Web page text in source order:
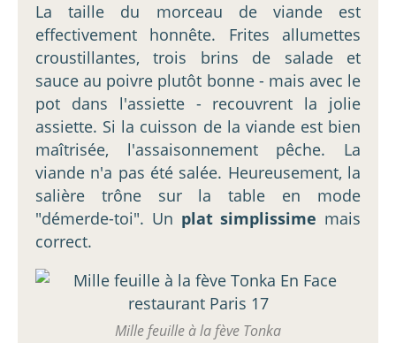
La taille du morceau de viande est
effectivement honnête. Frites allumettes
croustillantes, trois brins de salade et
sauce au poivre plutôt bonne - mais avec le
pot dans l'assiette - recouvrent la jolie
assiette. Si la cuisson de la viande est bien
maîtrisée, l'assaisonnement pêche. La
viande n'a pas été salée. Heureusement, la
salière trône sur la table en mode
"démerde-toi". Un plat simplissime mais
correct.
Mille feuille à la fève Tonka